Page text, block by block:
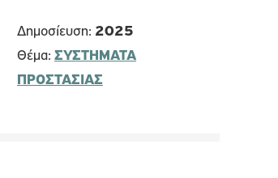
Δημοσίευση: 2025
Θέμα: ΣΥΣΤΗΜΑΤΑ
ΠΡΟΣΤΑΣΙΑΣ